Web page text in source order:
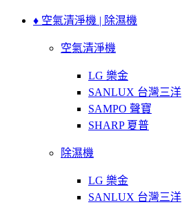
♦ 空氣清淨機 | 除濕機
空氣清淨機
LG 樂金
SANLUX 台灣三洋
SAMPO 聲寶
SHARP 夏普
除濕機
LG 樂金
SANLUX 台灣三洋